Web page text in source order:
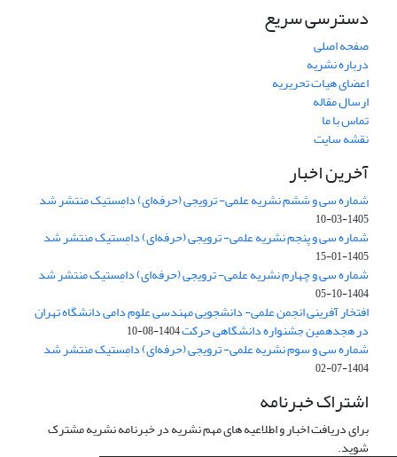
دسترسی سریع
صفحه اصلی
درباره نشریه
اعضای هیات تحریریه
ارسال مقاله
تماس با ما
نقشه سایت
آخرین اخبار
شماره سی و ششم نشریه علمی- ترویجی (حرفه‌ای) دامِستیک منتشر شد
1405-03-10
شماره سی و پنجم نشریه علمی- ترویجی (حرفه‌ای) دامِستیک منتشر شد
1405-01-15
شماره سی و چهارم نشریه علمی- ترویجی (حرفه‌ای) دامِستیک منتشر شد
1404-10-05
افتخار آفرینی انجمن علمی- دانشجویی مهندسی علوم دامی دانشگاه تهران
در هجدهمین جشنواره دانشگاهی حرکت1404-08-10
شماره سی و سوم نشریه علمی- ترویجی (حرفه‌ای) دامِستیک منتشر شد
1404-07-02
اشتراک خبرنامه
برای دریافت اخبار و اطلاعیه های مهم نشریه در خبرنامه نشریه مشترک
شوید.